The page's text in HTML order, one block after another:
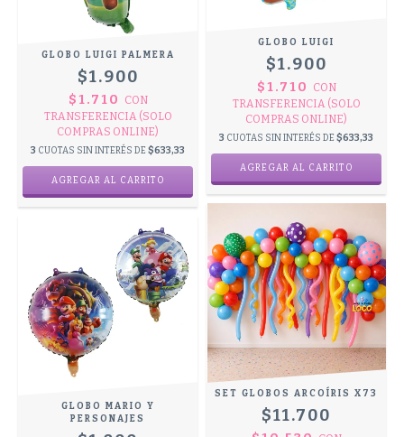
GLOBO LUIGI PALMERA
$1.900
$1.710
CON
TRANSFERENCIA (SOLO
COMPRAS ONLINE)
3 CUOTAS SIN INTERÉS DE $633,33
GLOBO LUIGI
$1.900
$1.710
CON
TRANSFERENCIA (SOLO
COMPRAS ONLINE)
3 CUOTAS SIN INTERÉS DE $633,33
GLOBO MARIO Y
PERSONAJES
SET GLOBOS ARCOÍRIS X73
$11.700